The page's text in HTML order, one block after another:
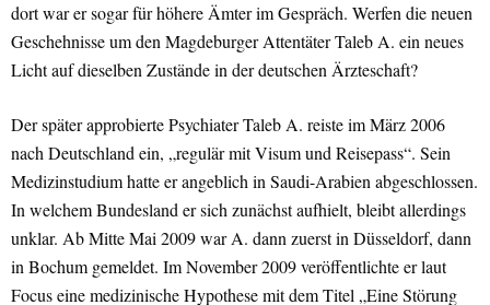
dort war er sogar für höhere Ämter im Gespräch. Werfen die neuen
Geschehnisse um den Magdeburger Attentäter Taleb A. ein neues
Licht auf dieselben Zustände in der deutschen Ärzteschaft?
Der später approbierte Psychiater Taleb A. reiste im März 2006
nach Deutschland ein, „regulär mit Visum und Reisepass“. Sein
Medizinstudium hatte er angeblich in Saudi-Arabien abgeschlossen.
In welchem Bundesland er sich zunächst aufhielt, bleibt allerdings
unklar. Ab Mitte Mai 2009 war A. dann zuerst in Düsseldorf, dann
in Bochum gemeldet. Im November 2009 veröffentlichte er laut
Focus eine medizinische Hypothese mit dem Titel „Eine Störung